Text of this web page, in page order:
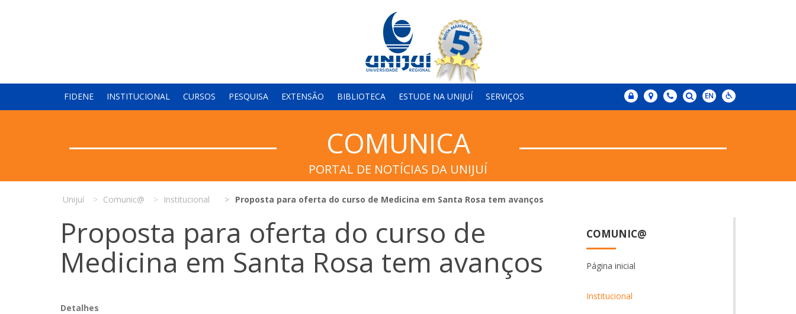
FIDENE INSTITUCIONAL CURSOS PESQUISA EXTENSÃO BIBLIOTECA ESTUDE NA UNIJUÍ SERVIÇOS
COMUNICA
PORTAL DE NOTÍCIAS DA UNIJUÍ
Unijuí Comunic@ Institucional Proposta para oferta do curso de Medicina em Santa Rosa tem avanços
Proposta para oferta do curso de
Medicina em Santa Rosa tem avanços
Detalhes
COMUNIC@
Página inicial
Institucional